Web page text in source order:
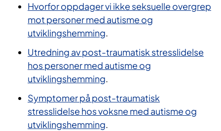
Hvorfor oppdager vi ikke seksuelle overgrep
mot personer med autisme og
utviklingshemming.
Utredning av post-traumatisk stresslidelse
hos personer med autisme og
utviklingshemming.
Symptomer på post-traumatisk
stresslidelse hos voksne med autisme og
utviklingshemming.